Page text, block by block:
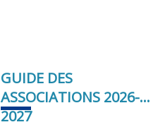
GUIDE DES
ASSOCIATIONS 2026-
2027